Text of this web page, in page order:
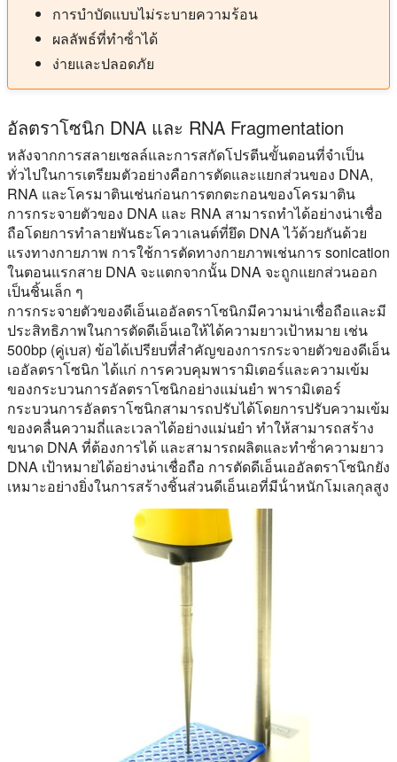
การบําบัดแบบไม่ระบายความร้อน
ผลลัพธ์ที่ทําซ้ําได้
ง่ายและปลอดภัย
อัลตราโซนิก DNA และ RNA Fragmentation
หลังจากการสลายเซลล์และการสกัดโปรตีนขั้นตอนที่จําเป็น
ทั่วไปในการเตรียมตัวอย่างคือการตัดและแยกส่วนของ DNA,
RNA และโครมาตินเช่นก่อนการตกตะกอนของโครมาติน
การกระจายตัวของ DNA และ RNA สามารถทําได้อย่างน่าเชื่อ
ถือโดยการทําลายพันธะโควาเลนต์ที่ยึด DNA ไว้ด้วยกันด้วย
แรงทางกายภาพ การใช้การตัดทางกายภาพเช่นการ sonication
ในตอนแรกสาย DNA จะแตกจากนั้น DNA จะถูกแยกส่วนออก
เป็นชิ้นเล็ก ๆ
การกระจายตัวของดีเอ็นเออัลตราโซนิกมีความน่าเชื่อถือและมี
ประสิทธิภาพในการตัดดีเอ็นเอให้ได้ความยาวเป้าหมาย เช่น
500bp (คู่เบส) ข้อได้เปรียบที่สําคัญของการกระจายตัวของดีเอ็น
เออัลตราโซนิก ได้แก่ การควบคุมพารามิเตอร์และความเข้ม
ของกระบวนการอัลตราโซนิกอย่างแม่นยํา พารามิเตอร์
กระบวนการอัลตราโซนิกสามารถปรับได้โดยการปรับความเข้ม
ของคลื่นความถี่และเวลาได้อย่างแม่นยํา ทําให้สามารถสร้าง
ขนาด DNA ที่ต้องการได้ และสามารถผลิตและทําซ้ําความยาว
DNA เป้าหมายได้อย่างน่าเชื่อถือ การตัดดีเอ็นเออัลตราโซนิกยัง
เหมาะอย่างยิ่งในการสร้างชิ้นส่วนดีเอ็นเอที่มีน้ําหนักโมเลกุลสูง